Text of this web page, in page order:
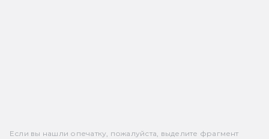
Если вы нашли опечатку, пожалуйста, выделите фрагмент